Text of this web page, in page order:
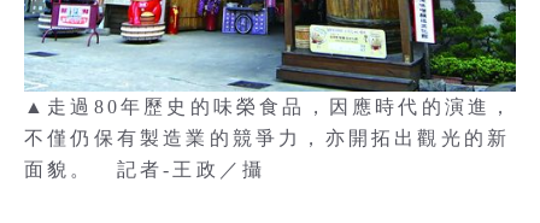
▲走過80年歷史的味榮食品，因應時代的演進，
不僅仍保有製造業的競爭力，亦開拓出觀光的新
面貌。 記者-王政／攝